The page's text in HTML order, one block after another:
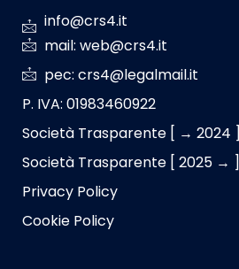
info@crs4.it
mail: web@crs4.it
pec: crs4@legalmail.it
P. IVA: 01983460922
Società Trasparente [ → 2024 ]
Società Trasparente [ 2025 → ]
Privacy Policy
Cookie Policy